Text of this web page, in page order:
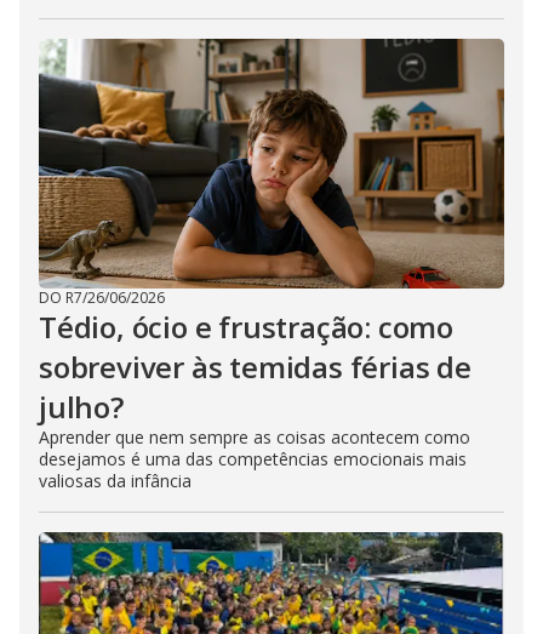
DO R7/26/06/2026
Tédio, ócio e frustração: como
sobreviver às temidas férias de
julho?
Aprender que nem sempre as coisas acontecem como
desejamos é uma das competências emocionais mais
valiosas da infância